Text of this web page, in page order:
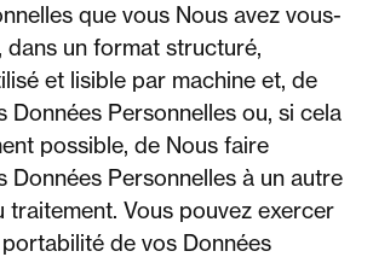
que vous Nous avez vous-
dans un format structuré,
et lisible par machine et, de
Données Personnelles ou, si cela
possible, de Nous faire
Données Personnelles à un autre
traitement. Vous pouvez exercer
de vos Données